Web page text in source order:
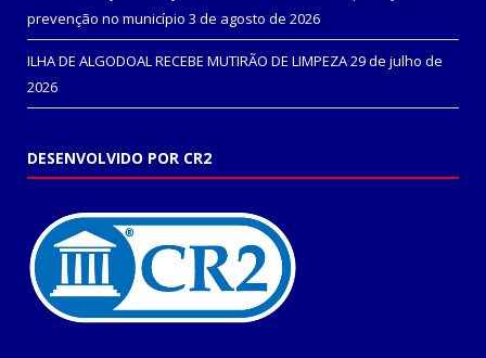
prevenção no município 3 de agosto de 2026
ILHA DE ALGODOAL RECEBE MUTIRÃO DE LIMPEZA29 de julho de
2026
DESENVOLVIDO POR CR2